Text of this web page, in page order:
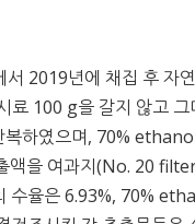
2019년에 채집 후 자
료 100 g을 갈지 않고
복하였으며, 70%
액을 여과지(No. 20
수율은 6.93%, 70%